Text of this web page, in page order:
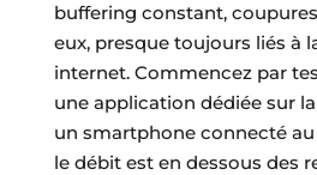
buffering constant,
eux, presque toujours liés à
internet. Commencez par
une application dédiée sur
un smartphone connecté au
le débit est en dessous des